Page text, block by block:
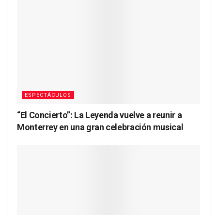
ESPECTÁCULOS
“El Concierto”: La Leyenda vuelve a reunir a
Monterrey en una gran celebración musical